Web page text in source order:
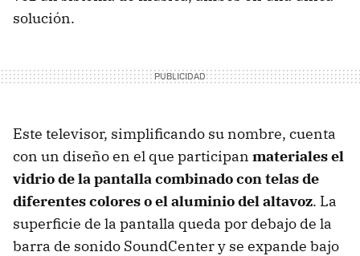
solución.
Este televisor, simplificando su nombre, cuenta
con un diseño en el que participan materiales el
vidrio de la pantalla combinado con telas de
diferentes colores o el aluminio del altavoz. La
superficie de la pantalla queda por debajo de la
barra de sonido SoundCenter y se expande bajo